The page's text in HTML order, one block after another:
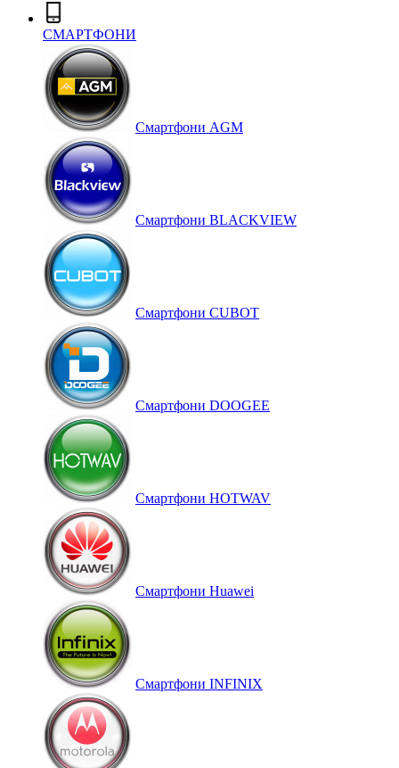
СМАРТФОНИ
Cмартфони AGM
Смартфони BLACKVIEW
Смартфони CUBOT
Смартфони DOOGEE
Смартфони HOTWAV
Смартфони Huawei
Смартфони INFINIX